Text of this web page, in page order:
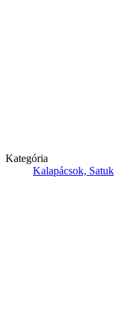
Kategória
Kalapácsok, Satuk